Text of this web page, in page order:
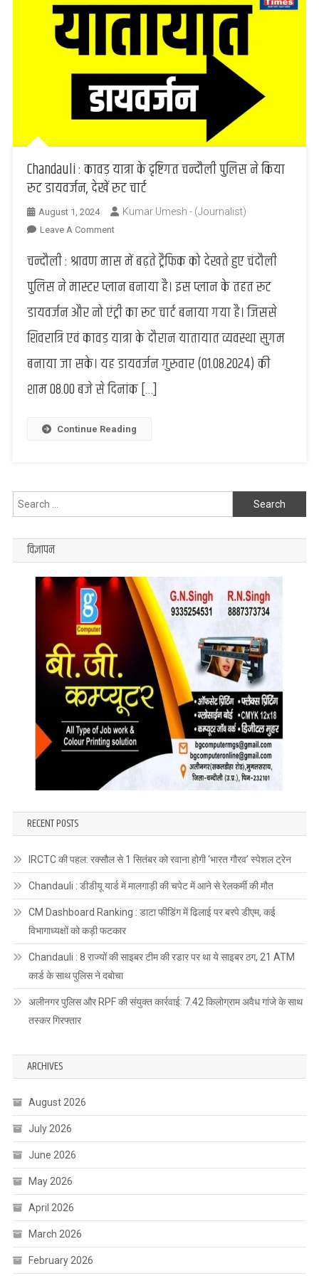
Chandauli : कावड़ यात्रा के दृष्टिगत चन्दौली पुलिस ने किया
रुट डायवर्जन, देखें रुट चार्ट
August 1, 2024 Kumar Umesh - (Journalist)
Leave A CommentOn
:
यात्रा
के
दृष्टिगत
चन्दौली
पुलिस
किया
डायवर्जन,
चन्दौली : श्रावण मास में बढ़ते ट्रैफिक को देखते हुए चंदौली
पुलिस ने मास्टर प्लान बनाया है। इस प्लान के तहत रूट
डायवर्जन और नो एंट्री का रूट चार्ट बनाया गया है। जिससे
शिवरात्रि एवं कावड़ यात्रा के दौरान यातायात व्यवस्था सुगम
बनाया जा सके। यह डायवर्जन गुरुवार (01.08.2024) की
शाम 08.00 बजे से दिनांक […]
Continue Reading
Search
for:
विज्ञापन
RECENT POSTS
IRCTC की पहल: रक्सौल से 1 सितंबर को रवाना होगी ‘भारत गौरव’ स्पेशल ट्रेन
Chandauli : डीडीयू यार्ड में मालगाड़ी की चपेट में आने से रेलकर्मी की मौत
CM Dashboard Ranking : डाटा फीडिंग में ढिलाई पर बरपे डीएम, कई
विभागाध्यक्षों को कड़ी फटकार
Chandauli : 8 राज्यों की साइबर टीम की रडार पर था ये साइबर ठग, 21 ATM
कार्ड के साथ पुलिस ने दबोचा
अलीनगर पुलिस और RPF की संयुक्त कार्रवाई: 7.42 किलोग्राम अवैध गांजे के साथ
तस्कर गिरफ्तार
ARCHIVES
August 2026
July 2026
June 2026
May 2026
April 2026
March 2026
February 2026